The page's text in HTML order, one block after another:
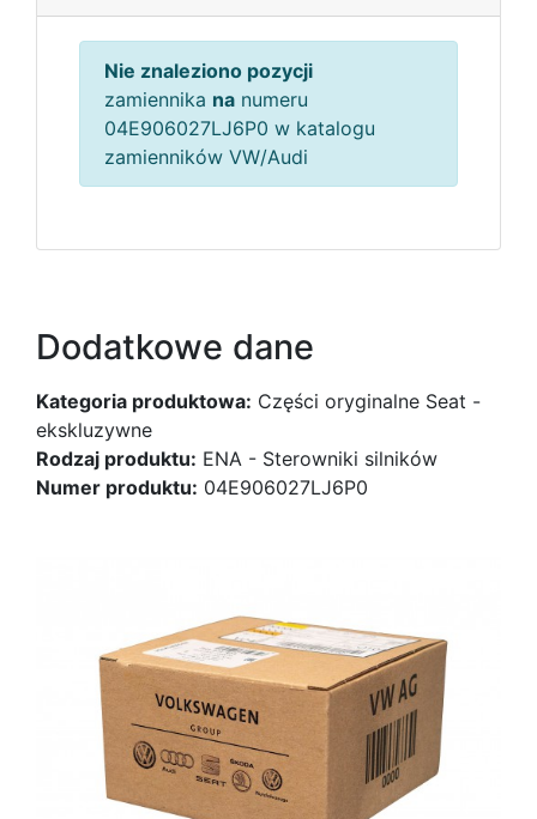
Nie znaleziono pozycji
zamiennika na numeru
04E906027LJ6P0 w katalogu
zamienników VW/Audi
Dodatkowe dane
Kategoria produktowa: Części oryginalne Seat -
ekskluzywne
Rodzaj produktu: ENA - Sterowniki silników
Numer produktu: 04E906027LJ6P0